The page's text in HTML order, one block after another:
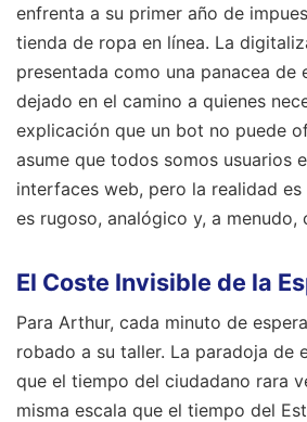
enfrenta a su primer año de
tienda de ropa en línea. La
presentada como una panacea de
dejado en el camino a quienes
explicación que un bot no puede
asume que todos somos usuarios
interfaces web, pero la realidad
es rugoso, analógico y, a menudo,
El Coste Invisible de la
Para Arthur, cada minuto de
robado a su taller. La paradoja de
que el tiempo del ciudadano rara
misma escala que el tiempo del